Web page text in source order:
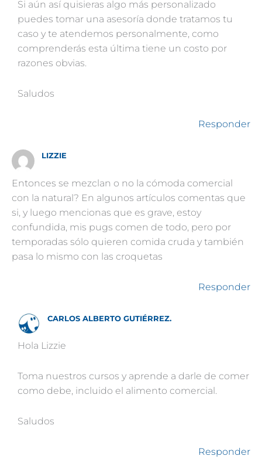
Si aún así quisieras algo más personalizado
puedes tomar una asesoría donde tratamos tu
caso y te atendemos personalmente, como
comprenderás esta última tiene un costo por
razones obvias.
Saludos
Responder
LIZZIE
Entonces se mezclan o no la cómoda comercial
con la natural? En algunos artículos comentas que
si, y luego mencionas que es grave, estoy
confundida, mis pugs comen de todo, pero por
temporadas sólo quieren comida cruda y también
pasa lo mismo con las croquetas
Responder
CARLOS ALBERTO GUTIÉRREZ.
Hola Lizzie
Toma nuestros cursos y aprende a darle de comer
como debe, incluido el alimento comercial.
Saludos
Responder